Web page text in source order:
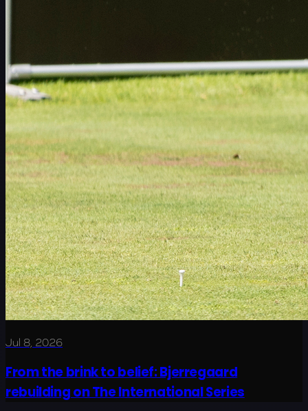
Jul 8, 2026
From the brink to belief: Bjerregaard
rebuilding on The International Series